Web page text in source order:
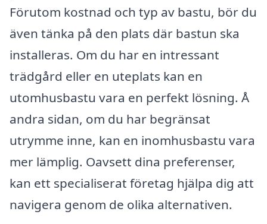
Förutom kostnad och typ av bastu, bör du
även tänka på den plats där bastun ska
installeras. Om du har en intressant
trädgård eller en uteplats kan en
utomhusbastu vara en perfekt lösning. Å
andra sidan, om du har begränsat
utrymme inne, kan en inomhusbastu vara
mer lämplig. Oavsett dina preferenser,
kan ett specialiserat företag hjälpa dig att
navigera genom de olika alternativen.